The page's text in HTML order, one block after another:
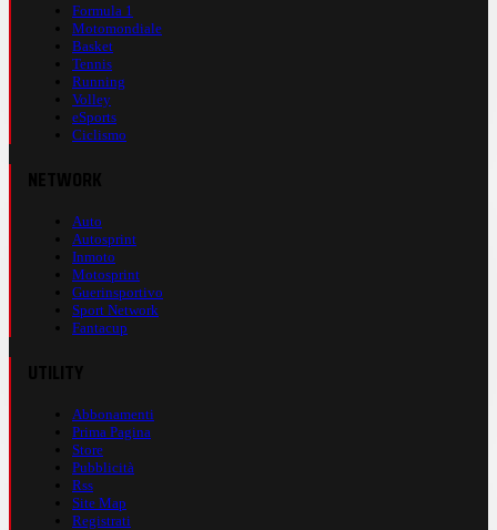
Formula 1
Motomondiale
Basket
Tennis
Running
Volley
eSports
Ciclismo
Auto
Autosprint
Inmoto
Motosprint
Guerinsportivo
Sport Network
Fantacup
Abbonamenti
Prima Pagina
Store
Pubblicità
Rss
Site Map
Registrati